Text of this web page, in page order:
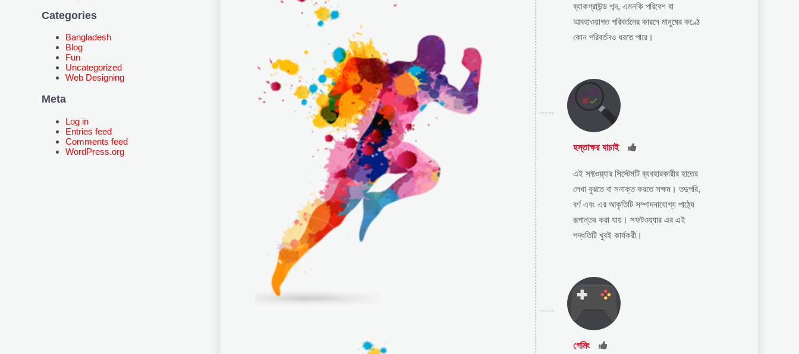
Categories
Bangladesh
Blog
Fun
Uncategorized
Web Designing
Meta
Log in
Entries feed
Comments feed
WordPress.org
ব্যাকগ্রাউন্ড শব্দ, এমনকি পরিবেশ বা
আবহাওয়াগত পরিবর্তনের কারনে মানুষের কণ্ঠে
কোন পরিবর্তনও ধরতে পারে।
হস্তাক্ষর যাচাই
এই সফ্টওয়্যার সিস্টেমটি ব্যবহারকারীর হাতের
লেখা বুঝতে বা সনাক্ত করতে সক্ষম। তদুপরি,
বর্ণ এবং এর আকৃতিটি সম্পাদনাযোগ্য পাঠ্যে
রূপান্তর করা যায়। সফটওয়্যার এর এই
পদ্ধতিটি খুবই কার্যকরী।
গেমিং